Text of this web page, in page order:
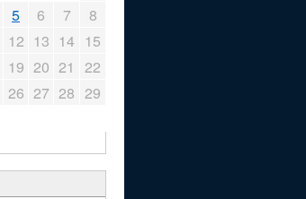
5 6 7
8
12 13 14 15
19 20 21
22
26 27 28 29